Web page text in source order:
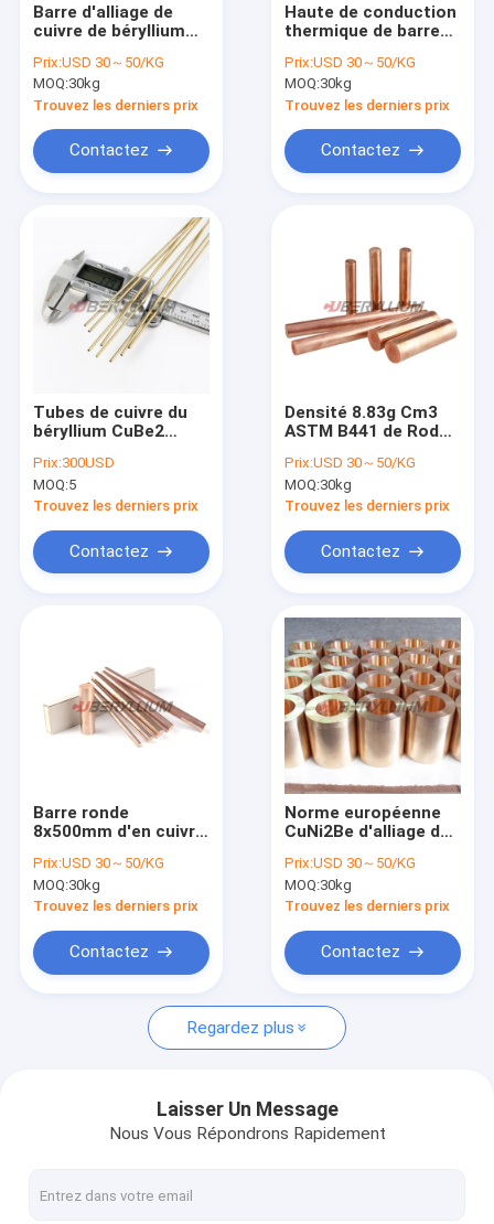
Vidéos
Au sujet de nous
Contactez-nous
Demandez une citation
Alliage de cuivre de béryllium
Cuivre du béryllium C17300
C17510 Beryllium Copper
Barre d'alliage de
cuivre de béryllium
cube ASTM B441
avec l'alliage de
nickel 1.40-2.20%
Prix:USD 30～50/KG
MOQ:30kg
Trouvez les derniers prix
Contactez
Haute de conduction
thermique de barre
de béryllium d'ASTM
C17510
Prix:USD 30～50/KG
MOQ:30kg
Trouvez les derniers prix
Contactez
Tubes de cuivre du
béryllium CuBe2
l'industrie
Prix:300USD
MOQ:5
Trouvez les derniers prix
Contactez
Densité 8.83g Cm3
ASTM B441 de Rods
béryllium de Th04
C17510 pour des
pièces d'instrument
Prix:USD 30～50/KG
MOQ:30kg
Trouvez les derniers prix
Contactez
Barre ronde
8x500mm d'en cuivre
Uns C17510
Prix:USD 30～50/KG
MOQ:30kg
Trouvez les derniers prix
Contactez
Norme européenne
CuNi2Be d'alliage de
d'en cuivre de
béryllium de nickel de
SAE J 461
Prix:USD 30～50/KG
MOQ:30kg
Trouvez les derniers prix
Contactez
Regardez plus
Laisser Un Message
Nous Vous Répondrons Rapidement